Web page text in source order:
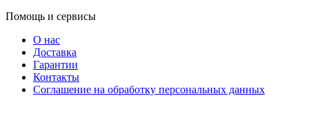
Помощь и сервисы
О нас
Доставка
Гарантии
Контакты
Соглашение на обработку персональных данных